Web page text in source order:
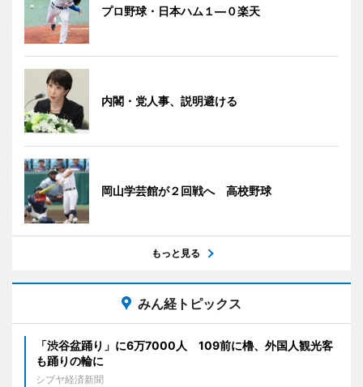
プロ野球・日本ハム１―０楽天
内閣・党人事、説明避ける
岡山学芸館が２回戦へ 高校野球
もっと見る
みん経トピックス
「渋谷盆踊り」に6万7000人 109前に櫓、外国人観光客
も踊りの輪に
シブヤ経済新聞